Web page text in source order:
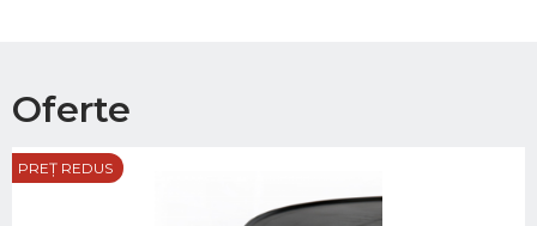
Oferte
PREȚ REDUS